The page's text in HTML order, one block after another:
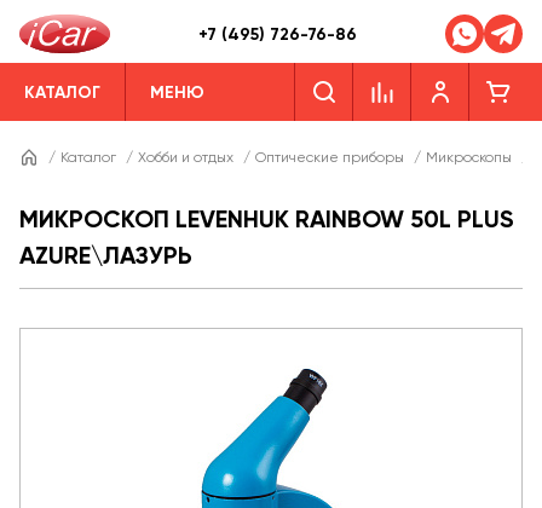
+7 (495) 726-76-86
КАТАЛОГ МЕНЮ
/ Каталог / Хобби и отдых / Оптические приборы / Микроскопы
МИКРОСКОП LEVENHUK RAINBOW 50L PLUS
AZURE\ЛАЗУРЬ